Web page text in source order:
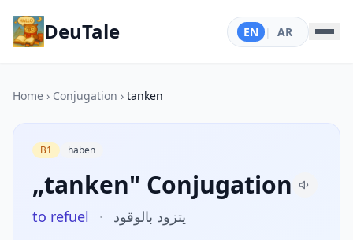
DeuTale EN | AR
Home › Conjugation › tanken
B1 haben
„tanken" Conjugation
to refuel · يتزود بالوقود